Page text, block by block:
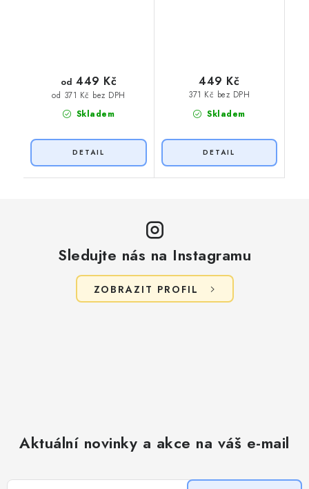
Skladem
od 371 Kč bez DPH
od 449 Kč
Skladem
371 Kč bez DPH
449 Kč
Sledujte nás na Instagramu
ZOBRAZIT PROFIL
Aktuální novinky a akce na váš e-mail